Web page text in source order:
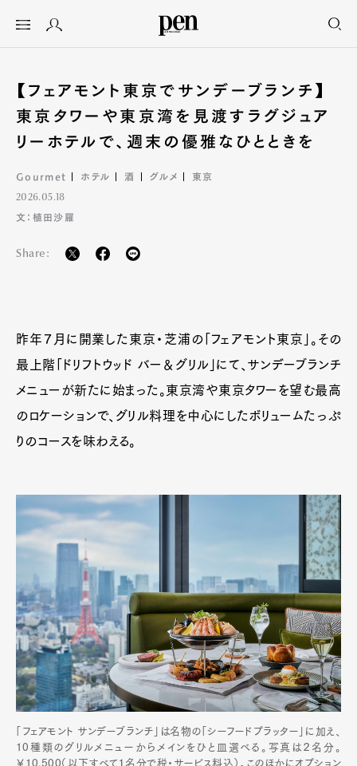
【フェアモント東京でサンデーブランチ】
東京タワーや東京湾を見渡すラグジュア
リーホテルで、週末の優雅なひとときを
Gourmet ホテル 酒 グルメ 東京
2026.05.18
文：植田沙羅
Share:
昨年７月に開業した東京・芝浦の「フェアモント東京」。その
最上階「ドリフトウッド バー＆グリル」にて、サンデーブランチ
メニューが新たに始まった。東京湾や東京タワーを望む最高
のロケーションで、グリル料理を中心にしたボリュームたっぷ
りのコースを味わえる。
「フェアモント サンデーブランチ」は名物の「シーフードプラッター」に加え、
10種類のグリルメニューからメインをひと皿選べる。写真は２名分。
￥10,500（以下すべて１名分で税・サービス料込）。このほかにオプション